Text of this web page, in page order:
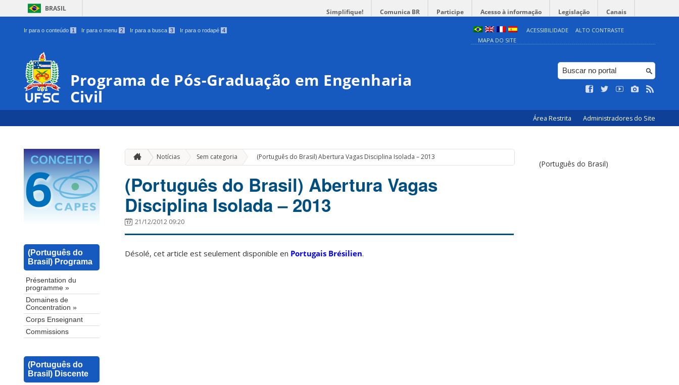
BRASIL Simplifique! Comunica BR Participe Acesso à informação Legislação Canais
Ir para o conteúdo 1 Ir para o menu 2 Ir para a busca 3 Ir para o rodapé 4 ACESSIBILIDADE
ALTO CONTRASTE
MAPA DO SITE
Programa de Pós-Graduação em Engenharia
Civil
Área Restrita Administradores do Site
(Português do
Brasil) Programa
Présentation du
programme »
Domaines de
Concentration »
Corps Enseignant
Commissions
(Português do
Brasil) Discente
Notícias Sem categoria » (Português do Brasil) Abertura Vagas Disciplina Isolada – 2013
(Português do Brasil) Abertura Vagas
Disciplina Isolada – 2013
21/12/2012 09:20
Désolé, cet article est seulement disponible en Portugais Brésilien.
(Português do Brasil)